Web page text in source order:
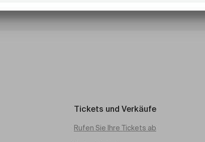
Tickets und Verkäufe
Rufen Sie Ihre Tickets ab